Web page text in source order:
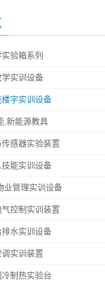
验箱系列
实训设备
宇实训设备
,新能源教具
感器实验装置
能实训设备
业管理实训设备
控制实训装置
水实训设备
实训装置
制热实验台